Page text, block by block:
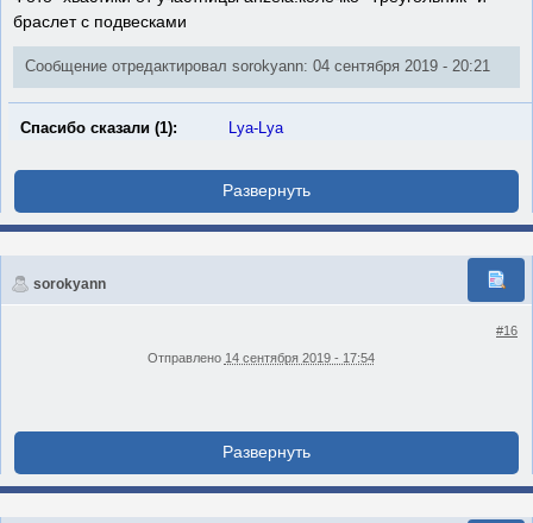
браслет с подвесками
Сообщение отредактировал sorokyann: 04 сентября 2019 - 20:21
Спасибо сказали (1): Lya-Lya
sorokyann
#16
Отправлено 14 сентября 2019 - 17:54